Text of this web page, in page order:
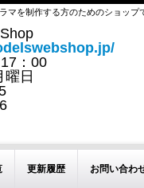
マを制作する方のためのショップ
：00
曜日
更新履歴 お問い合わ